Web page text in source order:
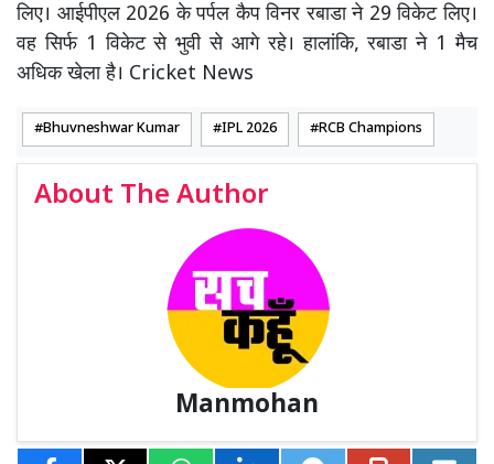
लिए। आईपीएल 2026 के पर्पल कैप विनर रबाडा ने 29 विकेट लिए।
वह सिर्फ 1 विकेट से भुवी से आगे रहे। हालांकि, रबाडा ने 1 मैच
अधिक खेला है। Cricket News
Bhuvneshwar Kumar IPL 2026 RCB Champions
About The Author
Manmohan